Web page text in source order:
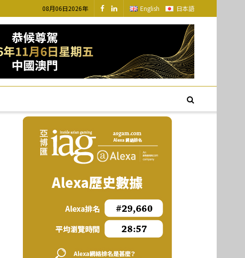
08月06日2026年 English 日本語